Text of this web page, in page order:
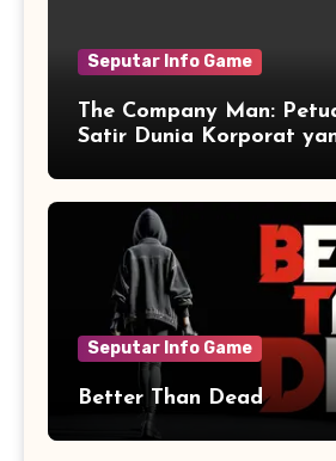
Seputar Info Game
The Company Man:
Satir Dunia Korporat
Seputar Info Game
Better Than Dead